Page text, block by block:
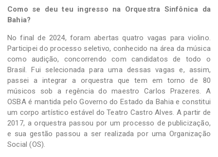
Como se deu teu ingresso na Orquestra Sinfônica da
Bahia?
No final de 2024, foram abertas quatro vagas para violino.
Participei do processo seletivo, conhecido na área da música
como audição, concorrendo com candidatos de todo o
Brasil. Fui selecionada para uma dessas vagas e, assim,
passei a integrar a orquestra que tem em torno de 80
músicos sob a regência do maestro Carlos Prazeres. A
OSBA é mantida pelo Governo do Estado da Bahia e constitui
um corpo artístico estável do Teatro Castro Alves. A partir de
2017, a orquestra passou por um processo de publicização,
e sua gestão passou a ser realizada por uma Organização
Social (OS).